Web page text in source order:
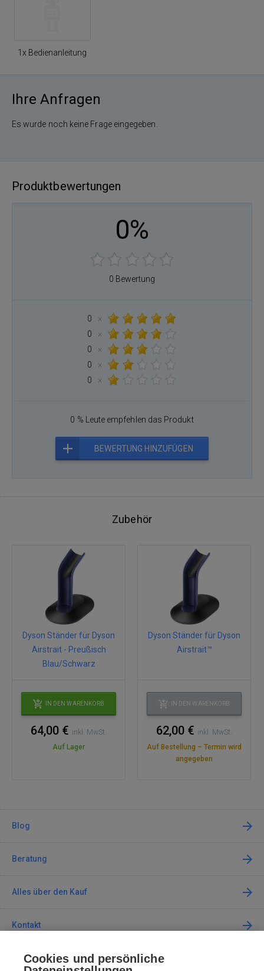
1x Bedienanleitung
Ihre Anfragen
Es wurde noch keine Frage eingegeben.
Produktbewertungen
0%
0 Bewertung
0
×
0
×
0
×
0
×
0
×
0 % Leute empfehlen das Produkt
BEWERTUNG HINZUFÜGEN
Zubehör
Dyson Ständer für Dyson
Airstrait - Preußisch
Blau/Schwarz
IN DEN WARENKORB
64,00 € inkl. MwSt.
Auf Lager
Dyson Ständer für Dyson
Airstrait™
IN DEN WARENKORB
62,00 € inkl. MwSt.
Auf Bestellung – Termin wird
angegeben
Blog
Beratung
Alles über den Kauf
Kontakt
Kontaktieren Sie uns
Cookies und persönliche